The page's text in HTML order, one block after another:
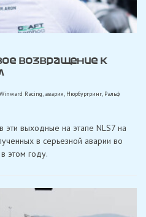
возвращение к
Winward Racing, авария, Нюрбургринг, Ральф
эти выходные на этапе NLS7 на
в серьезной аварии во
этом году.